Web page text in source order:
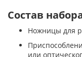
Состав
Ножницы для
или